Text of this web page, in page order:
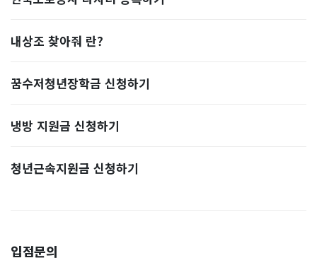
내상조 찾아줘 란?
꿈수저청년장학금 신청하기
냉방 지원금 신청하기
청년근속지원금 신청하기
입점문의